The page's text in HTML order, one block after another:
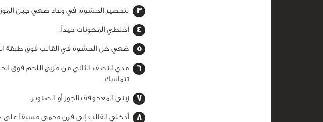
لتحضير الحشوة: في وعاء ضعي جبن
أخلطي المكونات جيداً.
ضعي كل الحشوة في القالب فوق طبقة
مدي النصف الثاني من مزيج اللحم فوق
تتماسك.
زيني المعجوقة بالجوز أو الصنوبر.
أدخلي القالب إلى فرن محمى مسبقاً